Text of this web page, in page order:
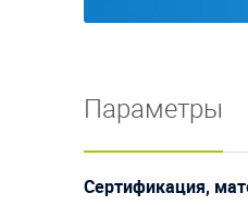
Параметры
Сертификация,